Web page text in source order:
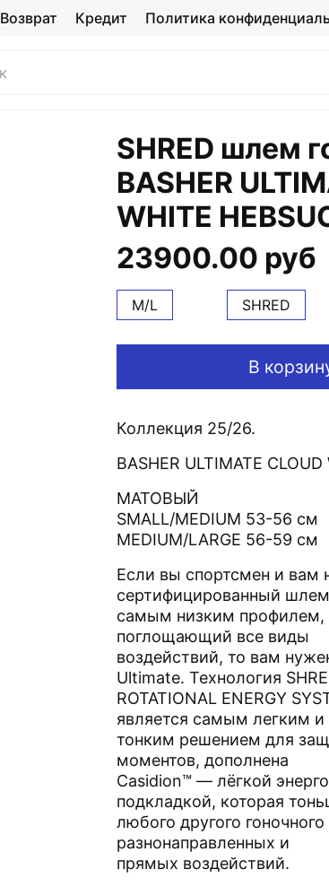
Возврат Кредит Политика
SHRED шлем
BASHER
WHITE
23900.00 руб
В
M/L SHRED
Коллекция 25/26.
BASHER ULTIMATE
МАТОВЫЙ
SMALL/MEDIUM 53-56 см
MEDIUM/LARGE 56-59 см
Если вы спортсмен и вам
сертифицированный
самым низким профилем,
поглощающий все виды
воздействий, то вам
Ultimate. Технология
ROTATIONAL ENERGY
является самым легким и
тонким решением для
моментов, дополнена
Casidion™ — лёгкой
подкладкой, которая
любого другого
разнонаправленных и
прямых воздействий.